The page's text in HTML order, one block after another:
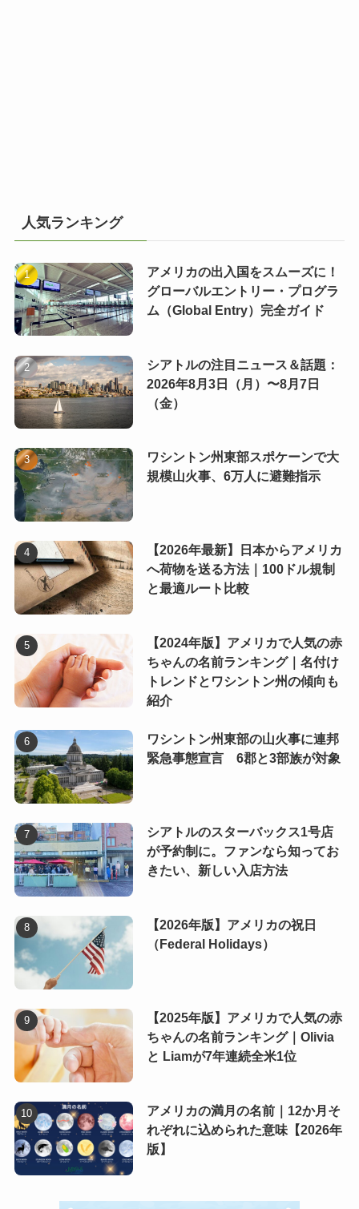
人気ランキング
アメリカの出入国をスムーズに！
グローバルエントリー・プログラ
ム（Global Entry）完全ガイド
シアトルの注目ニュース＆話題：
2026年8月3日（月）〜8月7日
（金）
ワシントン州東部スポケーンで大
規模山火事、6万人に避難指示
【2026年最新】日本からアメリカ
へ荷物を送る方法｜100ドル規制
と最適ルート比較
【2024年版】アメリカで人気の赤
ちゃんの名前ランキング｜名付け
トレンドとワシントン州の傾向も
紹介
ワシントン州東部の山火事に連邦
緊急事態宣言 6郡と3部族が対象
シアトルのスターバックス1号店
が予約制に。ファンなら知ってお
きたい、新しい入店方法
【2026年版】アメリカの祝日
（Federal Holidays）
【2025年版】アメリカで人気の赤
ちゃんの名前ランキング｜Olivia
と Liamが7年連続全米1位
アメリカの満月の名前｜12か月そ
れぞれに込められた意味【2026年
版】